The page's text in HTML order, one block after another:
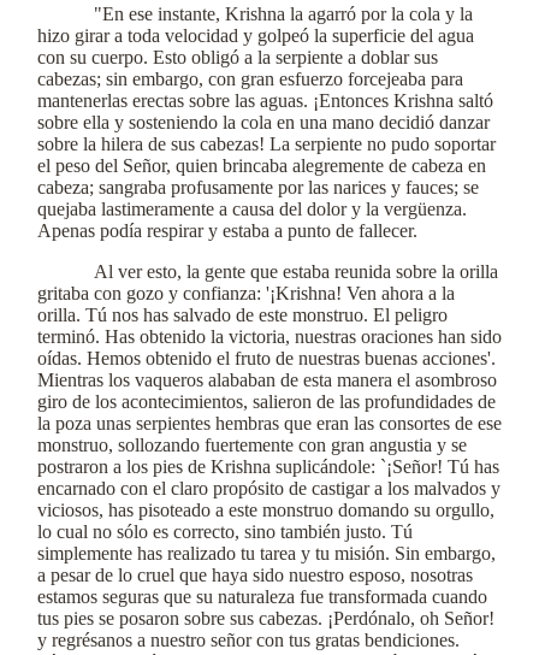
"En ese instante, Krishna la agarró por la cola y la
hizo girar a toda velocidad y golpeó la superficie del agua
con su cuerpo. Esto obligó a la serpiente a doblar sus
cabezas; sin embargo, con gran esfuerzo forcejeaba para
mantenerlas erectas sobre las aguas. ¡Entonces Krishna saltó
sobre ella y sosteniendo la cola en una mano decidió danzar
sobre la hilera de sus cabezas! La serpiente no pudo soportar
el peso del Señor, quien brincaba alegremente de cabeza en
cabeza; sangraba profusamente por las narices y fauces; se
quejaba lastimeramente a causa del dolor y la vergüenza.
Apenas podía respirar y estaba a punto de fallecer.
Al ver esto, la gente que estaba reunida sobre la orilla
gritaba con gozo y confianza: '¡Krishna! Ven ahora a la
orilla. Tú nos has salvado de este monstruo. El peligro
terminó. Has obtenido la victoria, nuestras oraciones han sido
oídas. Hemos obtenido el fruto de nuestras buenas acciones'.
Mientras los vaqueros alababan de esta manera el asombroso
giro de los acontecimientos, salieron de las profundidades de
la poza unas serpientes hembras que eran las consortes de ese
monstruo, sollozando fuertemente con gran angustia y se
postraron a los pies de Krishna suplicándole: `¡Señor! Tú has
encarnado con el claro propósito de castigar a los malvados y
viciosos, has pisoteado a este monstruo domando su orgullo,
lo cual no sólo es correcto, sino también justo. Tú
simplemente has realizado tu tarea y tu misión. Sin embargo,
a pesar de lo cruel que haya sido nuestro esposo, nosotras
estamos seguras que su naturaleza fue transformada cuando
tus pies se posaron sobre sus cabezas. ¡Perdónalo, oh Señor!
y regrésanos a nuestro señor con tus gratas bendiciones.